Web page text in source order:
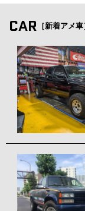
CAR ［新着アメ車